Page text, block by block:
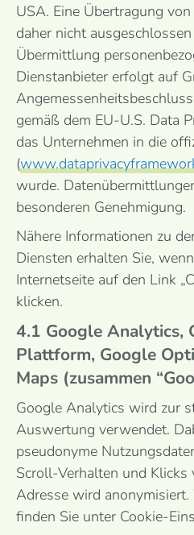
USA. Eine Übertragung
daher nicht
Übermittlung
Dienstanbieter erfolgt auf
gemäß dem EU-U.S. Data
das Unternehmen in die
(
wurde.
besonderen Genehmigung.
Nähere Informationen zu
Diensten erhalten Sie,
Internetseite auf den Link
klicken.
4.1 Google Analytics,
Plattform, Google
Maps (zusammen
Google Analytics wird zur
Auswertung verwendet.
pseudonyme
Scroll-Verhalten und Klicks
Adresse wird
finden Sie unter Cookie-